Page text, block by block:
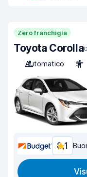
Zero franchigia
Toyota Corolla
Automatico
5
8,1